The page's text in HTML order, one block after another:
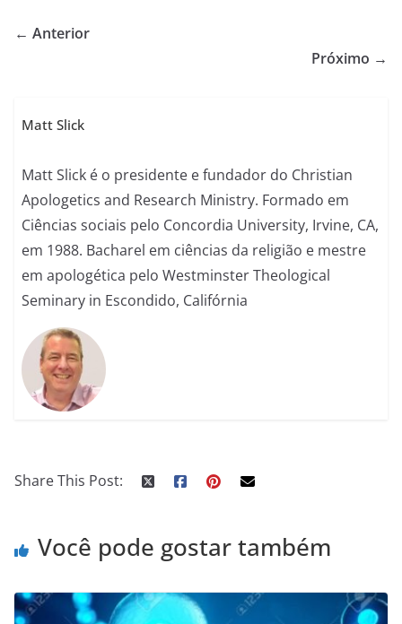
← Anterior
Próximo →
Matt Slick
Matt Slick é o presidente e fundador do Christian
Apologetics and Research Ministry. Formado em
Ciências sociais pelo Concordia University, Irvine, CA,
em 1988. Bacharel em ciências da religião e mestre
em apologética pelo Westminster Theological
Seminary in Escondido, Califórnia
Share This Post:
Você pode gostar também